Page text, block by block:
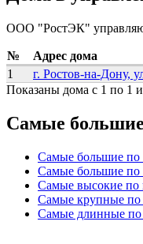
ООО "РостЭК"
№
Адрес дома
1
г. Ростов-на-Дону,
Показаны дома с 1 по 1
Самые
Самые большие по
Самые большие
Самые высокие по
Самые крупные по
Самые длинные по